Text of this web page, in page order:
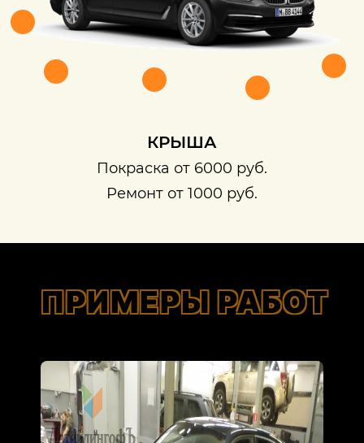
КРЫША
Покраска от 6000 руб.
Ремонт от 1000 руб.
ПРИМЕРЫ РАБОТ